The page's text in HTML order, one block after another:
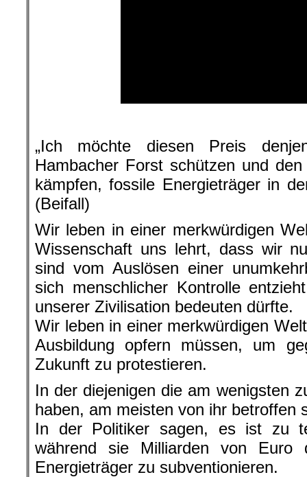
„Ich möchte diesen Preis
Hambacher Forst schützen und
kämpfen, fossile Energieträger in
(Beifall)
Wir leben in einer merkwürdigen
Wissenschaft uns lehrt, dass wir
sind vom Auslösen einer
sich menschlicher Kontrolle
unserer Zivilisation bedeuten dürfte.
Wir leben in einer merkwürdigen
Ausbildung opfern müssen, um
Zukunft zu protestieren.
In der diejenigen die am wenigsten
haben, am meisten von ihr betroffen
In der Politiker sagen, es ist zu
während sie Milliarden von Euro
Energieträger zu subventionieren.